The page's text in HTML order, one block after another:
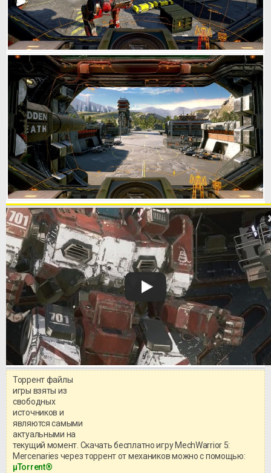
Торрент файлы
игры взяты из
свободных
источников и
являются самыми
актуальными на
текущий момент. Скачать бесплатно игру MechWarrior 5:
Mercenaries через торрент от механиков можно с помощью:
μTorrent®